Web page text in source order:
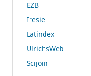
EZB
Iresie
Latindex
UlrichsWeb
Scijoin